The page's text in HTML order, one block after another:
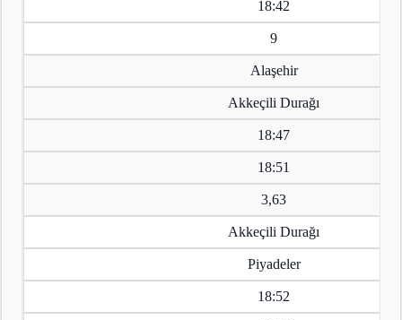
18:42
9
Alaşehir
Akkeçili Durağı
18:47
18:51
3,63
Akkeçili Durağı
Piyadeler
18:52